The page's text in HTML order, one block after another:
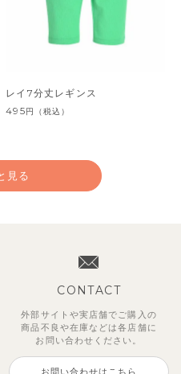
レイ7分丈レギンス
495円 （税込）
見る
CONTACT
外部サイトや実店舗でご購入の
商品不良や在庫などは各店舗に
お問い合わせください。
お問い合わせはこちら